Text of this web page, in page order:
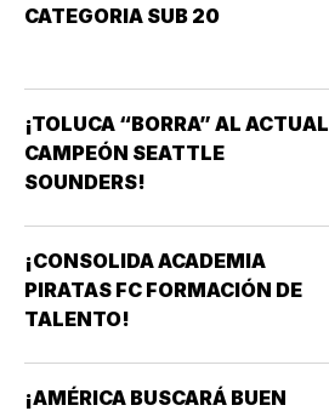
CATEGORIA SUB 20
¡TOLUCA “BORRA” AL ACTUAL
CAMPEÓN SEATTLE
SOUNDERS!
¡CONSOLIDA ACADEMIA
PIRATAS FC FORMACIÓN DE
TALENTO!
¡AMÉRICA BUSCARÁ BUEN